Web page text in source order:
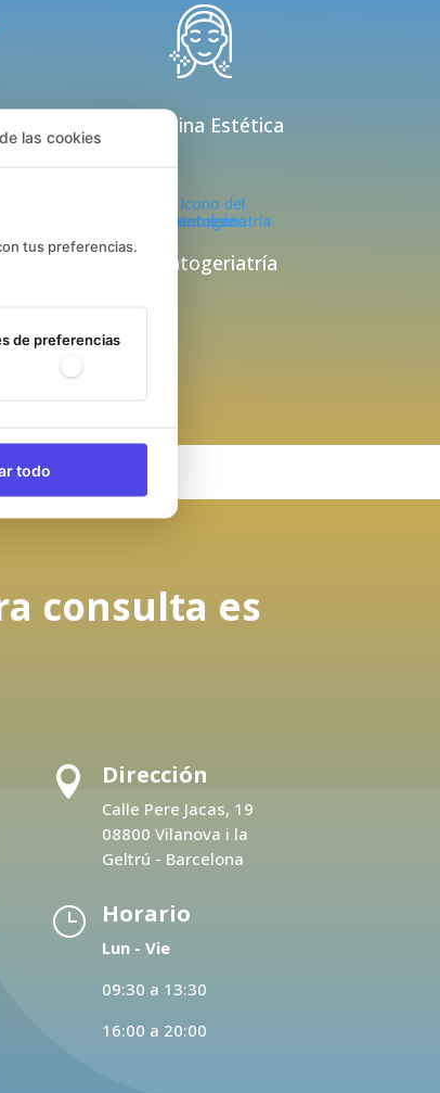
Medicina Estética
Odontogeriatría
consulta es
 Dirección
Calle Pere Jacas, 19
08800 Vilanova i la
Geltrú - Barcelona
} Horario
Lun - Vie
09:30 a 13:30
16:00 a 20:00
las cookies
tus preferencias.
de preferencias
todo